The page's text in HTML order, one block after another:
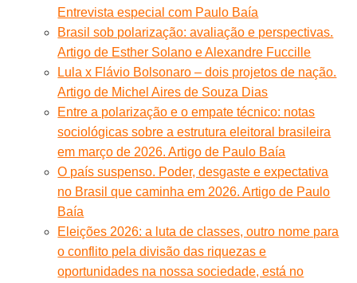
Entrevista especial com Paulo Baía
Brasil sob polarização: avaliação e perspectivas.
Artigo de Esther Solano e Alexandre Fuccille
Lula x Flávio Bolsonaro – dois projetos de nação.
Artigo de Michel Aires de Souza Dias
Entre a polarização e o empate técnico: notas
sociológicas sobre a estrutura eleitoral brasileira
em março de 2026. Artigo de Paulo Baía
O país suspenso. Poder, desgaste e expectativa
no Brasil que caminha em 2026. Artigo de Paulo
Baía
Eleições 2026: a luta de classes, outro nome para
o conflito pela divisão das riquezas e
oportunidades na nossa sociedade, está no